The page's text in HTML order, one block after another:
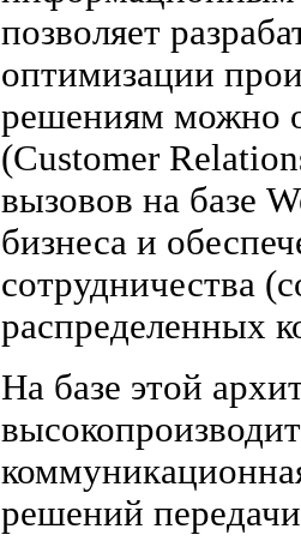
позволяет
оптимизации
решениям можно
(Customer
вызовов на базе
бизнеса и
сотрудничества
распределенных
На базе этой
решений